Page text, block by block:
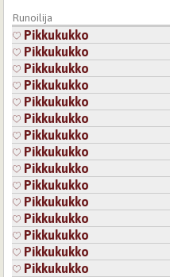
Runoilija
Pikkukukko
Pikkukukko
Pikkukukko
Pikkukukko
Pikkukukko
Pikkukukko
Pikkukukko
Pikkukukko
Pikkukukko
Pikkukukko
Pikkukukko
Pikkukukko
Pikkukukko
Pikkukukko
Pikkukukko